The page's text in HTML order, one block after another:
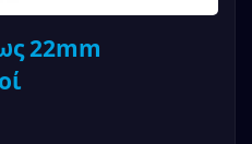
22mm